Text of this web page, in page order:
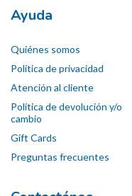
Ayuda
Quiénes somos
Política de privacidad
Atención al cliente
Política de devolución y/o
cambio
Gift Cards
Preguntas frecuentes